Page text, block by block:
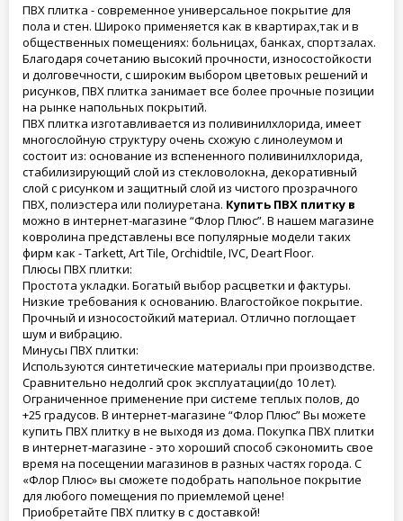
ПВХ плитка - современное универсальное покрытие для
пола и стен. Широко применяется как в квартирах,так и в
общественных помещениях: больницах, банках, спортзалах.
Благодаря сочетанию высокий прочности, износостойкости
и долговечности, с широким выбором цветовых решений и
рисунков, ПВХ плитка занимает все более прочные позиции
на рынке напольных покрытий.
ПВХ плитка изготавливается из поливинилхлорида, имеет
многослойную структуру очень схожую с линолеумом и
состоит из: основание из вспененного поливинилхлорида,
стабилизирующий слой из стекловолокна, декоративный
слой с рисунком и защитный слой из чистого прозрачного
ПВХ, полиэстера или полиуретана. Купить ПВХ плитку в
можно в интернет-магазине “Флор Плюс”. В нашем магазине
ковролина представлены все популярные модели таких
фирм как - Tarkett, Art Tile, Orchidtile, IVC, Deart Floor.
Плюсы ПВХ плитки:
Простота укладки. Богатый выбор расцветки и фактуры.
Низкие требования к основанию. Влагостойкое покрытие.
Прочный и износостойкий материал. Отлично поглощает
шум и вибрацию.
Минусы ПВХ плитки:
Используются синтетические материалы при производстве.
Сравнительно недолгий срок эксплуатации(до 10 лет).
Ограниченное применение при системе теплых полов, до
+25 градусов. В интернет-магазине “Флор Плюс” Вы можете
купить ПВХ плитку в не выходя из дома. Покупка ПВХ плитки
в интернет-магазине - это хороший способ сэкономить свое
время на посещении магазинов в разных частях города. С
«Флор Плюс» вы сможете подобрать напольное покрытие
для любого помещения по приемлемой цене!
Приобретайте ПВХ плитку в с доставкой!